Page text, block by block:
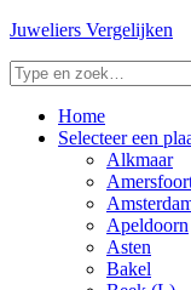
Juweliers Vergelijken
Home
Selecteer een
Alkmaar
Apeldoorn
Asten
Bakel